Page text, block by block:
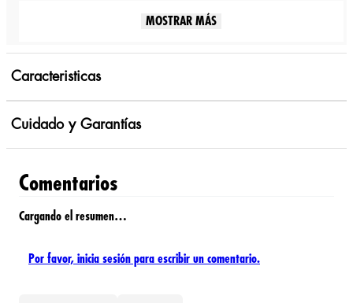
MOSTRAR MÁS
Caracteristicas
Cuidado y Garantías
Comentarios
Cargando el resumen…
Por favor, inicia sesión para escribir un comentario.